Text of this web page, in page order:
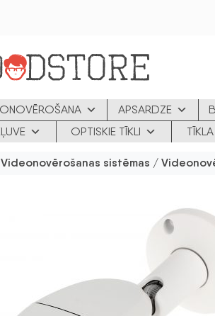
APSARDZE
OPTISKIE TĪKLI
Videonovērošanas sistēmas /